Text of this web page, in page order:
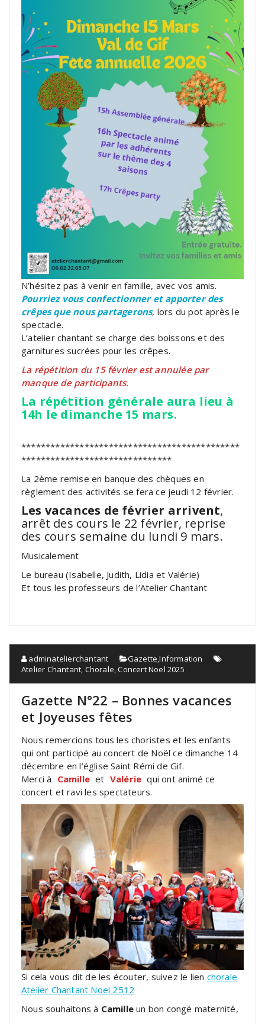
N’hésitez pas à venir en famille, avec vos amis.
Pourriez vous confectionner et apporter des
crêpes que nous partagerons, lors du pot après le
spectacle.
L’atelier chantant se charge des boissons et des
garnitures sucrées pour les crêpes.
La répétition du 15 février est annulée par
manque de participants.
La répétition générale aura lieu à
14h le dimanche 15 mars.
*********************************************
*******************************
La 2ème remise en banque des chèques en
règlement des activités se fera ce jeudi 12 février.
Les vacances de février arrivent,
arrêt des cours le 22 février, reprise
des cours semaine du lundi 9 mars.
Musicalement
Le bureau (Isabelle, Judith, Lidia et Valérie)
Et tous les professeurs de l’Atelier Chantant
adminatelierchantant Gazette ,Information
Atelier Chantant Chorale ,Concert Noel 2025
Gazette N°22 – Bonnes vacances
et Joyeuses fêtes
Nous remercions tous les choristes et les enfants
qui ont participé au concert de Noël ce dimanche 14
décembre en l’église Saint Rémi de Gif.
Merci à Camille et Valérie qui ont animé ce
concert et ravi les spectateurs.
Si cela vous dit de les écouter, suivez le lien chorale
Atelier Chantant Noel 2512
Nous souhaitons à Camilleun bon congé maternité,